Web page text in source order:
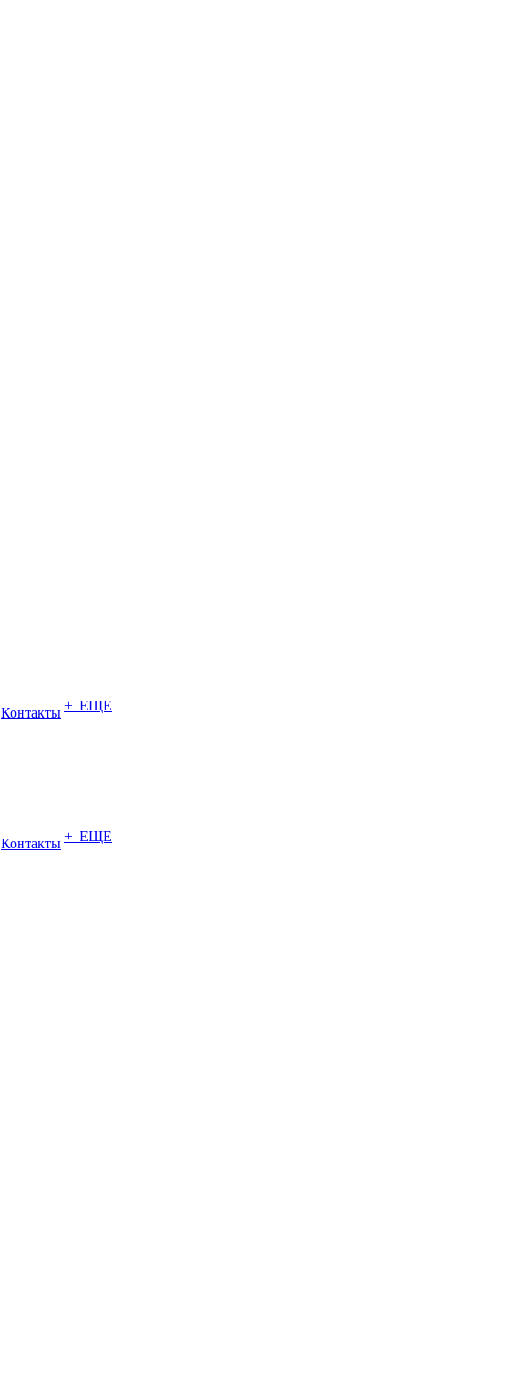
Контакты + ЕЩЕ
Контакты + ЕЩЕ